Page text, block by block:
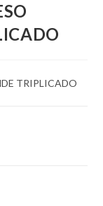
TRIPLICADO